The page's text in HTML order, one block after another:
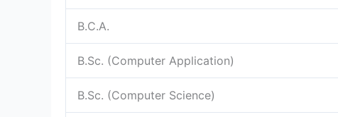
B.C.A.
B.Sc. (Computer Application)
B.Sc. (Computer Science)